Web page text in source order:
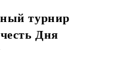
турнир
Дня